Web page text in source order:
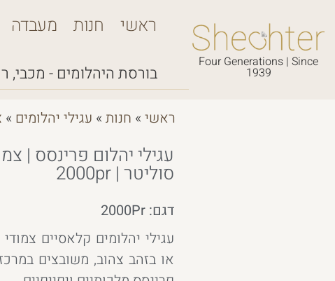
Four Generations | Since
1939
ראשי חנות מעבדה
בורסת היהלומים - מכבי,
ראשי » חנות » עגילי יהלומים »
עגילי יהלום פרינסס |
סוליטר | 2000pr
דגם: 2000Pr
עגילי יהלומים קלאסיים צמודי
או בזהב צהוב, משובצים